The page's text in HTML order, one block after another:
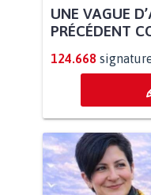
UNE VAGUE
PRÉCÉDENT
124.668